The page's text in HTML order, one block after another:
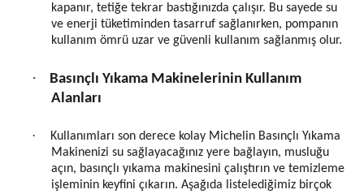
kapanır, tetiğe tekrar bastığınızda çalışır. Bu sayede su
ve enerji tüketiminden tasarruf sağlanırken, pompanın
kullanım ömrü uzar ve güvenli kullanım sağlanmış olur.
·
Basınçlı Yıkama Makinelerinin Kullanım
Alanları
·
Kullanımları son derece kolay Michelin Basınçlı Yıkama
Makinenizi su sağlayacağınız yere bağlayın, musluğu
açın, basınçlı yıkama makinesini çalıştırın ve temizleme
işleminin keyfini çıkarın. Aşağıda listelediğimiz birçok